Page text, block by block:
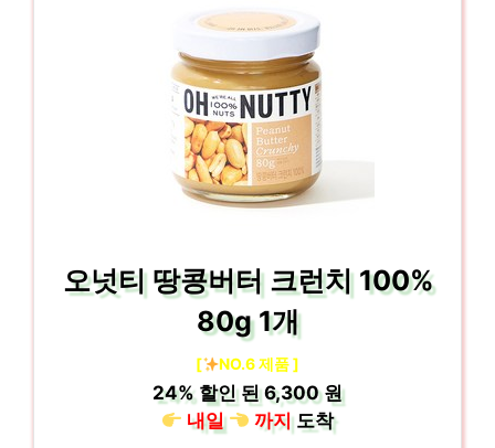
오넛티 땅콩버터 크런치 100%
80g 1개
[ NO.6 제품 ]
24%할인 된6,300 원
내일
까지도착